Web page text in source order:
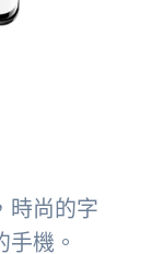
時尚的字
機。